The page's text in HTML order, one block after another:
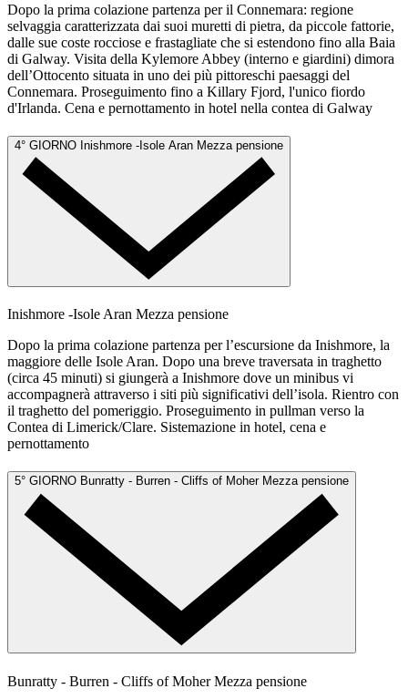
Dopo la prima colazione partenza per il Connemara: regione
selvaggia caratterizzata dai suoi muretti di pietra, da piccole fattorie,
dalle sue coste rocciose e frastagliate che si estendono fino alla Baia
di Galway. Visita della Kylemore Abbey (interno e giardini) dimora
dell’Ottocento situata in uno dei più pittoreschi paesaggi del
Connemara. Proseguimento fino a Killary Fjord, l'unico fiordo
d'Irlanda. Cena e pernottamento in hotel nella contea di Galway
4° GIORNO Inishmore -Isole Aran Mezza pensione
Inishmore -Isole Aran Mezza pensione
Dopo la prima colazione partenza per l’escursione da Inishmore, la
maggiore delle Isole Aran. Dopo una breve traversata in traghetto
(circa 45 minuti) si giungerà a Inishmore dove un minibus vi
accompagnerà attraverso i siti più significativi dell’isola. Rientro con
il traghetto del pomeriggio. Proseguimento in pullman verso la
Contea di Limerick/Clare. Sistemazione in hotel, cena e
pernottamento
5° GIORNO Bunratty - Burren - Cliffs of Moher Mezza pensione
Bunratty - Burren - Cliffs of MoherMezza pensione